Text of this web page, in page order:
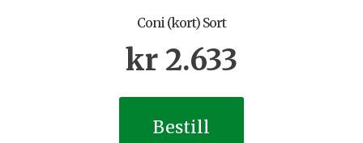
Coni (kort) Sort
kr 2.633
Bestill